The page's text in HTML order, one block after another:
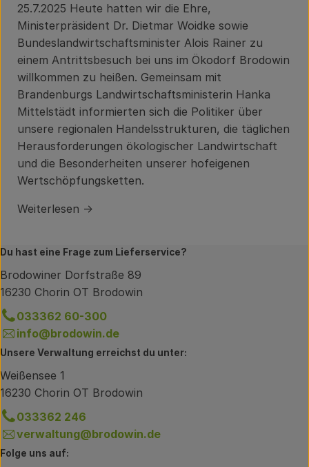
25.7.2025 Heute hatten wir die Ehre,
Ministerpräsident Dr. Dietmar Woidke sowie
Bundeslandwirtschaftsminister Alois Rainer zu
einem Antrittsbesuch bei uns im Ökodorf Brodowin
willkommen zu heißen. Gemeinsam mit
Brandenburgs Landwirtschaftsministerin Hanka
Mittelstädt informierten sich die Politiker über
unsere regionalen Handelsstrukturen, die täglichen
Herausforderungen ökologischer Landwirtschaft
und die Besonderheiten unserer hofeigenen
Wertschöpfungsketten.
Weiterlesen →
Du hast eine Frage zum Lieferservice?
Brodowiner Dorfstraße 89
16230 Chorin OT Brodowin
033362 60-300
info@brodowin.de
Unsere Verwaltung erreichst du unter:
Weißensee 1
16230 Chorin OT Brodowin
033362 246
verwaltung@brodowin.de
Folge uns auf: